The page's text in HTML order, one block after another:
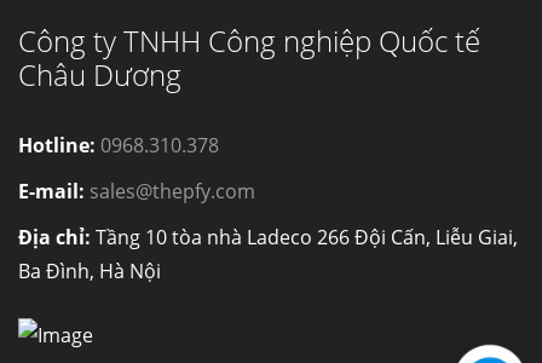
Công ty TNHH Công nghiệp Quốc tế
Châu Dương
Hotline: 0968.310.378
E-mail: sales@thepfy.com
Địa chỉ: Tầng 10 tòa nhà Ladeco 266 Đội Cấn, Liễu Giai,
Ba Đình, Hà Nội